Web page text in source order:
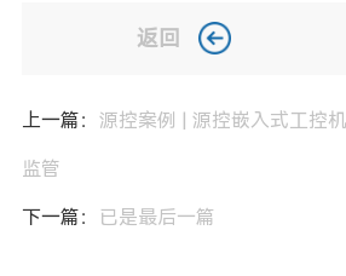
返回
上一篇： 源控案例 | 源控嵌入式工控
监管
下一篇： 已是最后一篇